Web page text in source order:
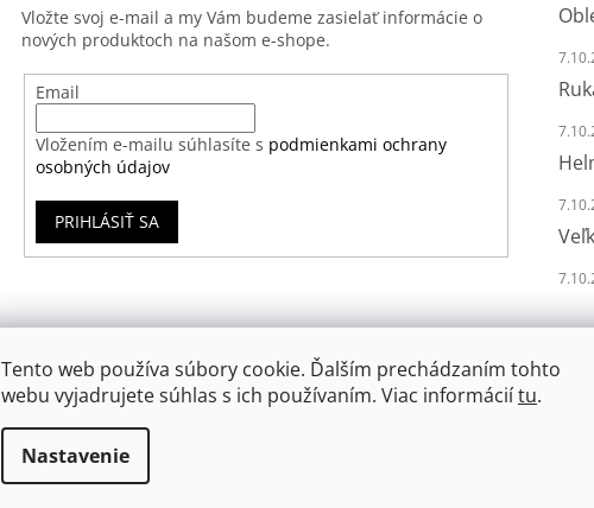
Tento web používa súbory cookie. Ďalším prechádzaním tohto
webu vyjadrujete súhlas s ich používaním. Viac informáciítu.
Nastavenie
Vložte svoj e-mail a my Vám budeme zasielať informácie o
nových produktoch na našom e-shope.
Email
Vložením e-mailu súhlasíte s podmienkami ochrany
osobných údajov
PRIHLÁSIŤ SA
. Všetky práva vyhradené.